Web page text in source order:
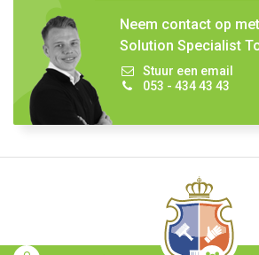
Neem contact op
Solution Specialist
Stuur een email
053 - 434 43 43